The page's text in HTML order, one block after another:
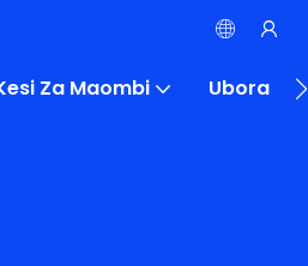
Za Maombi Ubora